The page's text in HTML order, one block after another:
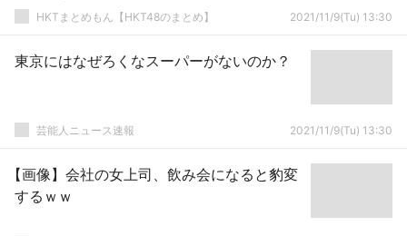
HKTまとめもん【HKT48のまとめ】 2021/11/9(Tu) 13:30
東京にはなぜろくなスーパーがないのか？
芸能人ニュース速報 2021/11/9(Tu) 13:30
【画像】会社の女上司、飲み会になると豹変
するｗｗ